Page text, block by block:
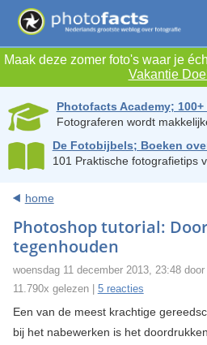
Maak deze zomer foto's waar je
Vakantie
Photofacts Academy;
Fotograferen wordt
De Fotobijbels; Boeken
101 Praktische fotografietips
home
Photoshop tutorial:
tegenhouden
woensdag 11 december 2013, 23:48 door
11.790x gelezen | 5 reacties
Een van de meest krachtige
bij het nabewerken is het